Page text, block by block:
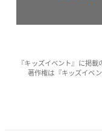
『キッズイベント』に掲
著作権は『キッズイベ